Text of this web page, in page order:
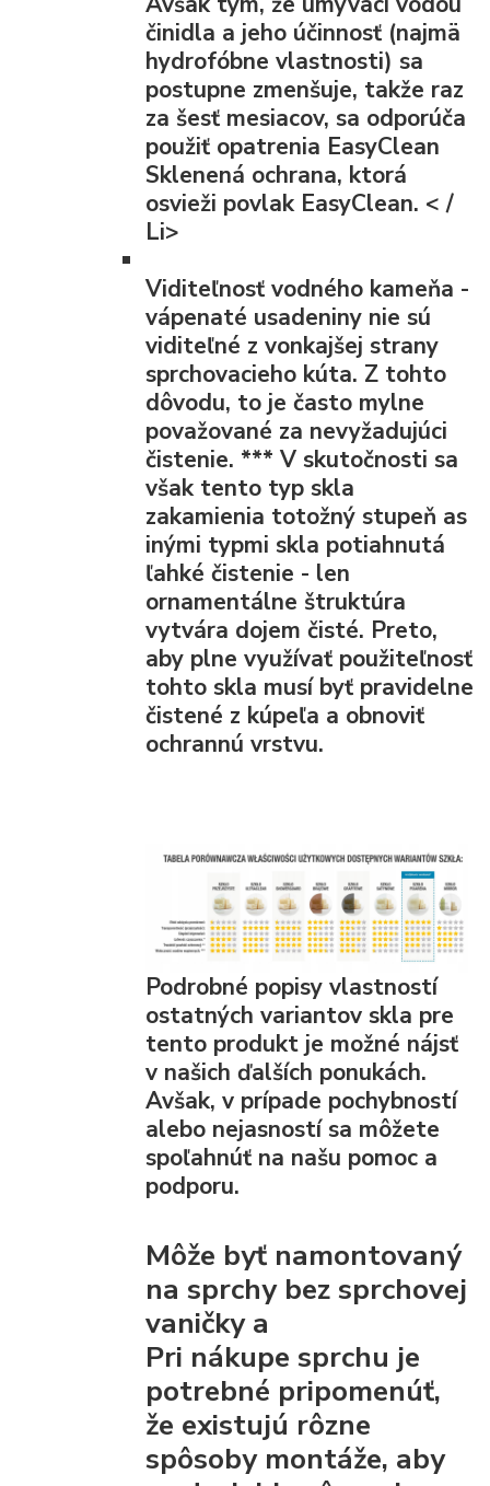
činidla a jeho účinnosť (najmä
hydrofóbne vlastnosti) sa
postupne zmenšuje, takže raz
za šesť mesiacov, sa odporúča
použiť opatrenia EasyClean
Sklenená ochrana, ktorá
osvieži povlak EasyClean. < /
Li>
Viditeľnosť vodného kameňa -
vápenaté usadeniny nie sú
viditeľné z vonkajšej strany
sprchovacieho kúta. Z tohto
dôvodu, to je často mylne
považované za nevyžadujúci
čistenie. ***V skutočnosti sa
však tento typ skla
zakamienia totožný stupeň as
inými typmi skla potiahnutá
ľahké čistenie - len
ornamentálne štruktúra
vytvára dojem čisté. Preto,
aby plne využívať použiteľnosť
tohto skla musí byť pravidelne
čistené z kúpeľa a obnoviť
ochrannú vrstvu.
Podrobné popisy vlastností
ostatných variantov skla pre
tento produkt je možné nájsť
v našich ďalších ponukách.
Avšak, v prípade pochybností
alebo nejasností sa môžete
spoľahnúť na našu pomoc a
podporu.
Môže byť namontovaný
na sprchy bez sprchovej
vaničky a
Pri nákupe sprchu je
potrebné pripomenúť,
že existujú rôzne
spôsoby montáže, aby